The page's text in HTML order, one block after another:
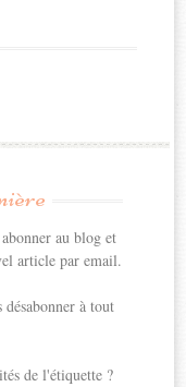
au blog et
article par email.
à tout
de l'étiquette ?